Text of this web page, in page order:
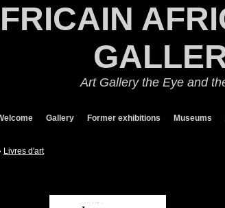
Art Gallery the Eye and
Gallery Former exhibitions Museums
Livres d'art